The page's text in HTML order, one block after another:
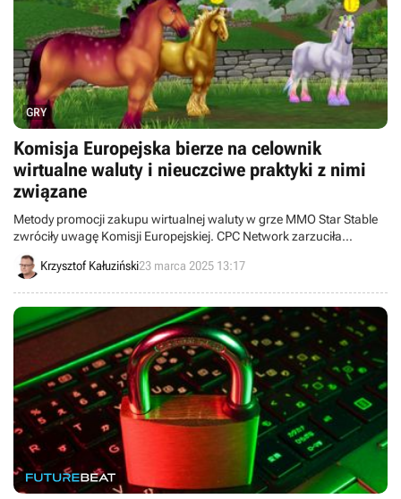
GRY
Komisja Europejska bierze na celownik
wirtualne waluty i nieuczciwe praktyki z nimi
związane
Metody promocji zakupu wirtualnej waluty w grze MMO Star Stable
zwróciły uwagę Komisji Europejskiej. CPC Network zarzuciła
twórcom stosowanie szkodliwych praktyk wobec dzieci oraz
opublikowała kluczowe zasady, mające zapewnić bezpieczniejsze
Krzysztof Kałuziński23 marca 2025 13:17